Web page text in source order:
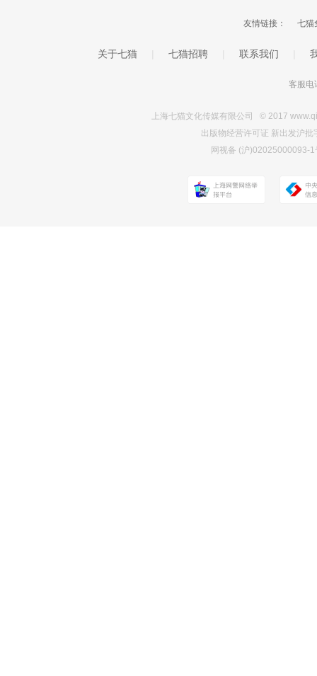
友情链接： 七猫
关于七猫 七猫招聘 联系我们
客服电
上海七猫文化传媒有限公司 © 2017
出版物经营许可证 新出发沪
网视备 (沪)02025000093-